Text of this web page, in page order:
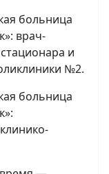
больница
врач-
и
№2.
больница